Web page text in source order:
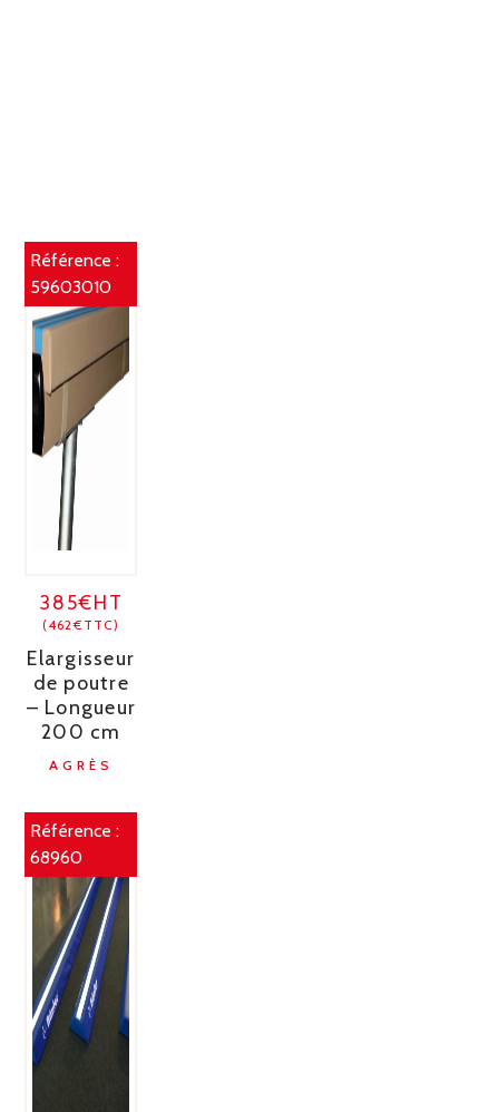
Référence :
59603010
385€HT
(462€TTC)
Elargisseur
de poutre
– Longueur
200 cm
AGRÈS
Référence :
68960